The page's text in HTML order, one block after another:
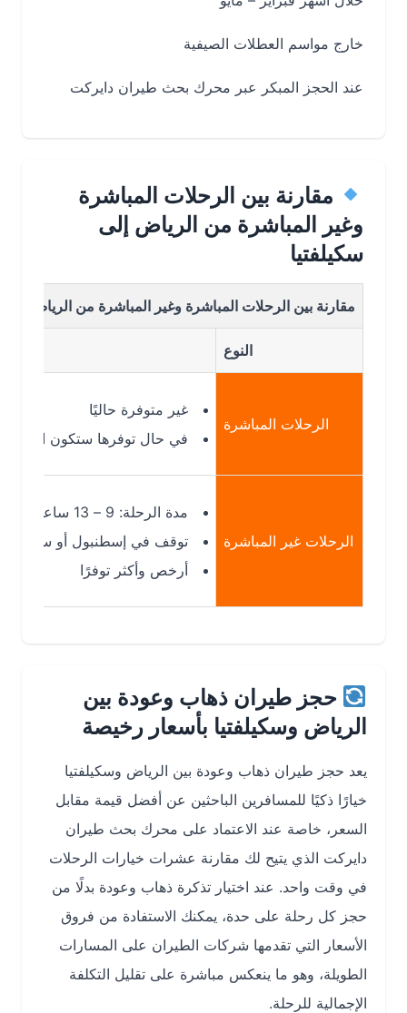
خارج مواسم العطلات الصيفية
عند الحجز المبكر عبر محرك بحث طيران دايركت
مقارنة بين الرحلات المباشرة
وغير المباشرة من الرياض إلى
سكيلفتيا
مقارنة بين الرحلات المباشرة وغير المباشرة من الرياض إلى
الرحلات المباشرة
غير متوفرة حاليًا
في حال توفرها ستكون الأسرع
الرحلات غير المباشرة
مدة الرحلة: 9 – 13 ساعة
توقف في إسطنبول أو ستوكهولم
أرخص وأكثر توفرًا
حجز طيران ذهاب وعودة بين
الرياض وسكيلفتيا بأسعار رخيصة
يعد حجز طيران ذهاب وعودة بين الرياض وسكيلفتيا
خيارًا ذكيًا للمسافرين الباحثين عن أفضل قيمة مقابل
السعر، خاصة عند الاعتماد على محرك بحث طيران
دايركت الذي يتيح لك مقارنة عشرات خيارات الرحلات
في وقت واحد. عند اختيار تذكرة ذهاب وعودة بدلًا من
حجز كل رحلة على حدة، يمكنك الاستفادة من فروق
الأسعار التي تقدمها شركات الطيران على المسارات
الطويلة، وهو ما ينعكس مباشرة على تقليل التكلفة
الإجمالية للرحلة.